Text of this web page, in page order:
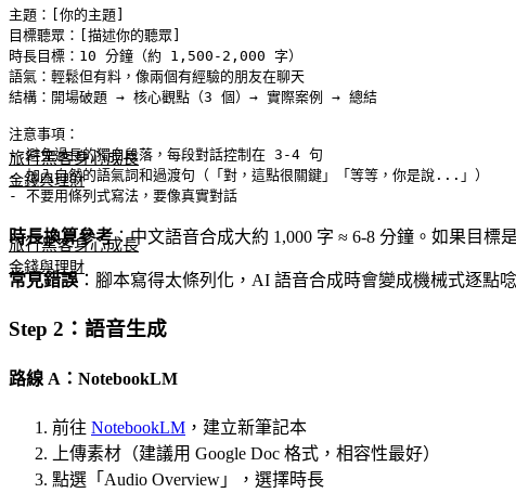
旅行黑客身心成長
金錢與理財
旅行黑客身心成長
金錢與理財
主題：[你的主題]
目標聽眾：[描述你的聽眾]
時長目標：10 分鐘（約 1,500-2,000 字）
語氣：輕鬆但有料，像兩個有經驗的朋友在聊天
結構：開場破題 → 核心觀點（3 個）→ 實際案例 → 總結
注意事項：
- 避免過長的獨白段落，每段對話控制在 3-4 句
- 加入自然的語氣詞和過渡句（「對，這點很關鍵」「等等，你是說...」）
時長換算參考：中文語音合成大約 1,000 字 ≈ 6-8 分鐘。如果目標
常見錯誤：腳本寫得太條列化，AI 語音合成時會變成機械式逐點
Step 2：語音生成
路線 A：NotebookLM
前往 NotebookLM ，建立新筆記本
上傳素材（建議用 Google Doc 格式，相容性最好）
點選「Audio Overview」，選擇時長